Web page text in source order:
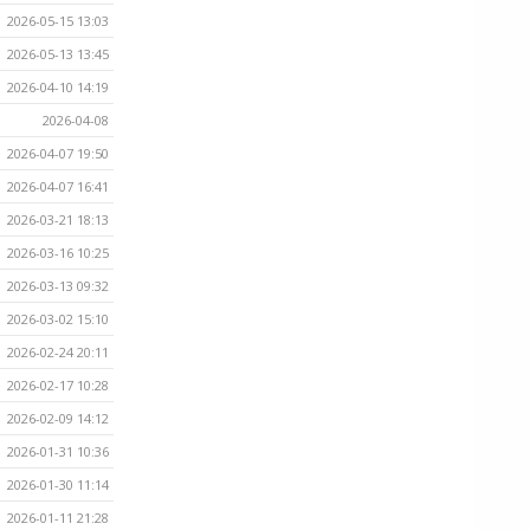
2026-05-15 13:03
2026-05-13 13:45
2026-04-10 14:19
2026-04-08
2026-04-07 19:50
2026-04-07 16:41
2026-03-21 18:13
2026-03-16 10:25
2026-03-13 09:32
2026-03-02 15:10
2026-02-24 20:11
2026-02-17 10:28
2026-02-09 14:12
2026-01-31 10:36
2026-01-30 11:14
2026-01-11 21:28